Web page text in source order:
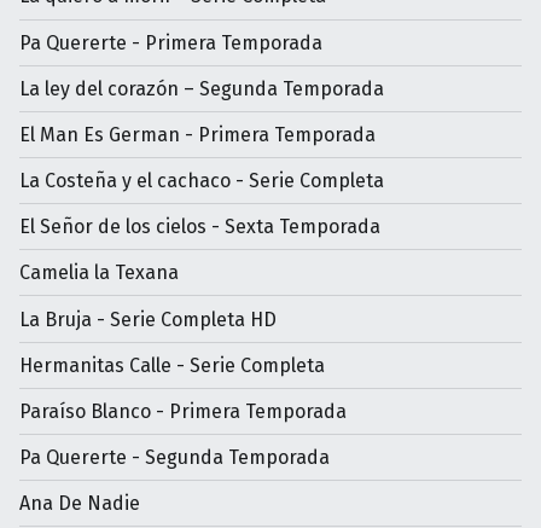
Pa Quererte - Primera Temporada
La ley del corazón – Segunda Temporada
El Man Es German - Primera Temporada
La Costeña y el cachaco - Serie Completa
El Señor de los cielos - Sexta Temporada
Camelia la Texana
La Bruja - Serie Completa HD
Hermanitas Calle - Serie Completa
Paraíso Blanco - Primera Temporada
Pa Quererte - Segunda Temporada
Ana De Nadie